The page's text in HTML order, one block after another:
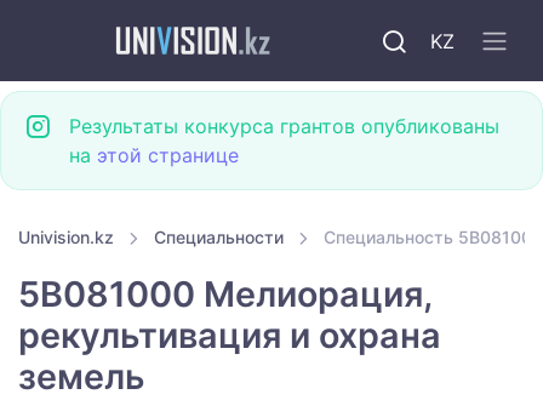
KZ
Результаты конкурса грантов опубликованы
на этой странице
Univision.kz Специальности Специальность
5B081000 Мелиорация,
рекультивация и охрана
земель